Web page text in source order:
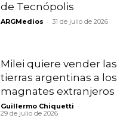
de Tecnópolis
ARGMedios - 31 de julio de 2026
Milei quiere vender las
tierras argentinas a los
magnates extranjeros
Guillermo Chiquetti -
29 de julio de 2026